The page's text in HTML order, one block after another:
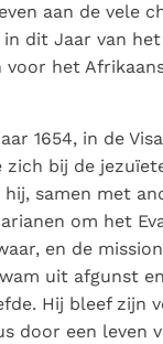
aan de vele
dit Jaar van
het
1654, in de
bij de
samen met
om het
en de
uit afgunst
Hij bleef zijn
door een leven